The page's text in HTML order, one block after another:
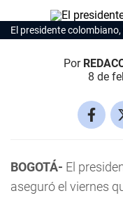
El presidente
Por
8 de
BOGOTÁ- El
aseguró el viernes